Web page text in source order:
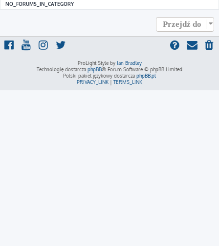
NO_FORUMS_IN_CATEGORY
Przejdź do
ProLight Style by Ian Bradley
Technologię dostarcza phpBB® Forum Software © phpBB Limited
Polski pakiet językowy dostarcza phpBB.pl
PRIVACY_LINK | TERMS_LINK